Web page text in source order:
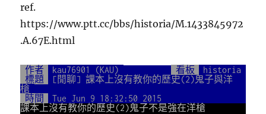
ref.
https://www.ptt.cc/bbs/historia/M.1433845972
.A.67E.html
作者 kau76901 (KAU) 看板
historia
標題
[閒聊] 課本上沒有教你的歷史(2)鬼子與洋
槍
時間
Tue Jun 9 18:32:50 2015
課本上沒有教你的歷史(2)鬼子不是強在洋槍